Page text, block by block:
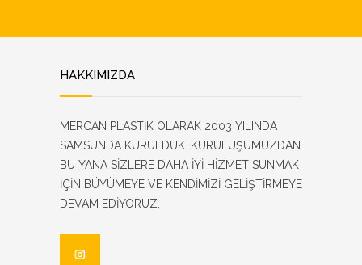
HAKKIMIZDA
MERCAN PLASTİK OLARAK 2003 YILINDA
SAMSUNDA KURULDUK. KURULUŞUMUZDAN
BU YANA SİZLERE DAHA İYİ HİZMET SUNMAK
İÇİN BÜYÜMEYE VE KENDİMİZİ GELİŞTİRMEYE
DEVAM EDİYORUZ.